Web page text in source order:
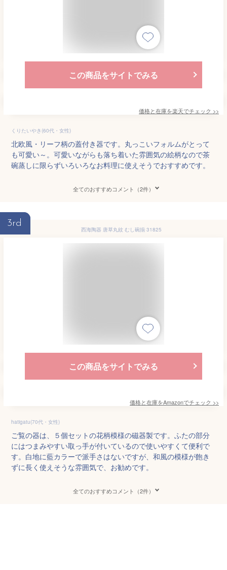
この商品をサイトでみる
価格と在庫を楽天でチェック >>
くりたいやき(60代・女性)
北欧風・リーフ柄の蓋付き器です。丸っこいフォルムがとって
も可愛い～。可愛いながらも落ち着いた雰囲気の絵柄なので茶
碗蒸しに限らずいろいろなお料理に使えそうでおすすめです。
全てのおすすめコメント（2件）
3rd
西海陶器 唐草丸紋 むし碗揃 31825
この商品をサイトでみる
価格と在庫をAmazonでチェック >>
hatigatu(70代・女性)
ご覧の器は、５個セットの花柄模様の磁器製です。ふたの部分
にはつまみやすい取っ手が付いているので使いやすくて便利で
す。白地に藍カラーで派手さはないですが、和風の模様が飽き
ずに長く使えそうな雰囲気で、お勧めです。
全てのおすすめコメント（2件）